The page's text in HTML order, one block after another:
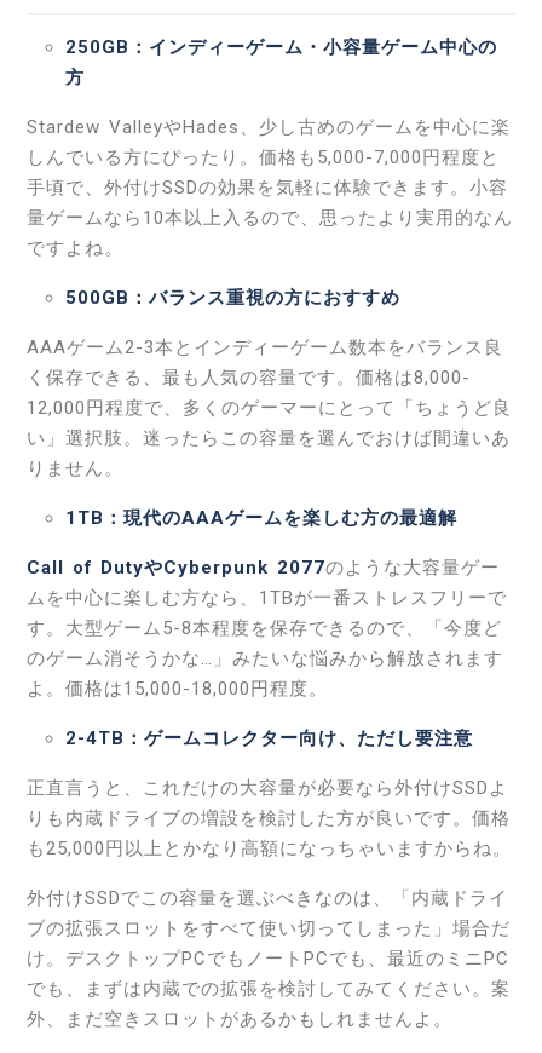
250GB：インディーゲーム・小容量ゲーム中心の
方
Stardew ValleyやHades、少し古めのゲームを中心に楽
しんでいる方にぴったり。価格も5,000-7,000円程度と
手頃で、外付けSSDの効果を気軽に体験できます。小容
量ゲームなら10本以上入るので、思ったより実用的なん
ですよね。
500GB：バランス重視の方におすすめ
AAAゲーム2-3本とインディーゲーム数本をバランス良
く保存できる、最も人気の容量です。価格は8,000-
12,000円程度で、多くのゲーマーにとって「ちょうど良
い」選択肢。迷ったらこの容量を選んでおけば間違いあ
りません。
1TB：現代のAAAゲームを楽しむ方の最適解
Call of DutyやCyberpunk 2077のような大容量ゲー
ムを中心に楽しむ方なら、1TBが一番ストレスフリーで
す。大型ゲーム5-8本程度を保存できるので、「今度ど
のゲーム消そうかな…」みたいな悩みから解放されます
よ。価格は15,000-18,000円程度。
2-4TB：ゲームコレクター向け、ただし要注意
正直言うと、これだけの大容量が必要なら外付けSSDよ
りも内蔵ドライブの増設を検討した方が良いです。価格
も25,000円以上とかなり高額になっちゃいますからね。
外付けSSDでこの容量を選ぶべきなのは、「内蔵ドライ
ブの拡張スロットをすべて使い切ってしまった」場合だ
け。デスクトップPCでもノートPCでも、最近のミニPC
でも、まずは内蔵での拡張を検討してみてください。案
外、まだ空きスロットがあるかもしれませんよ。